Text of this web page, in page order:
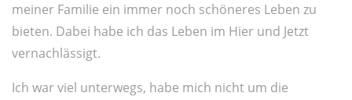
meiner Familie ein immer noch schöneres Leben zu
bieten. Dabei habe ich das Leben im Hier und Jetzt
vernachlässigt.
Ich war viel unterwegs, habe mich nicht um die